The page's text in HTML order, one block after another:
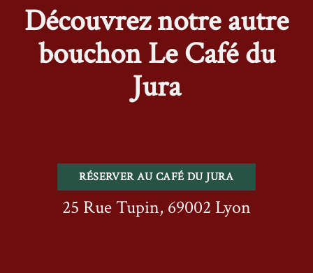
Découvrez notre autre
bouchon Le Café du
Jura
RÉSERVER AU CAFÉ DU JURA
25 Rue Tupin, 69002 Lyon